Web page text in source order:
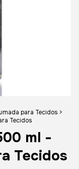
para Tecidos >
Tecidos
ml -
Tecidos